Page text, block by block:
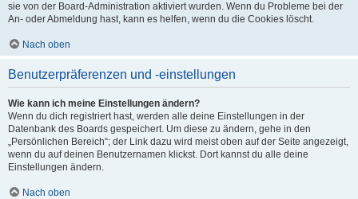
sie von der Board-Administration aktiviert wurden. Wenn du Probleme bei der
An- oder Abmeldung hast, kann es helfen, wenn du die Cookies löscht.
Nach oben
Benutzerpräferenzen und -einstellungen
Wie kann ich meine Einstellungen ändern?
Wenn du dich registriert hast, werden alle deine Einstellungen in der
Datenbank des Boards gespeichert. Um diese zu ändern, gehe in den
„Persönlichen Bereich“; der Link dazu wird meist oben auf der Seite angezeigt,
wenn du auf deinen Benutzernamen klickst. Dort kannst du alle deine
Einstellungen ändern.
Nach oben